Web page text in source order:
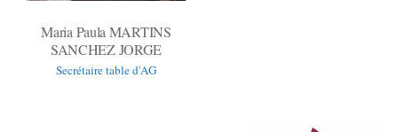
Maria Paula MARTINS
SANCHEZ JORGE
Secrétaire table d'AG